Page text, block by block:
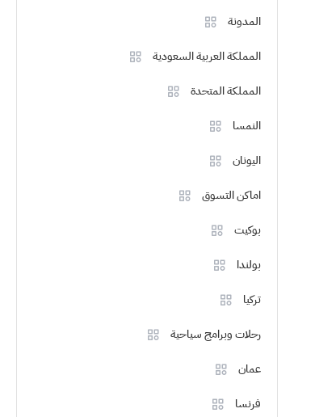
المدونة
المملكة العربية السعودية
المملكة المتحدة
النمسا
اليونان
اماكن التسوق
بوكيت
بولندا
تركيا
رحلات وبرامج سياحية
عمان
فرنسا